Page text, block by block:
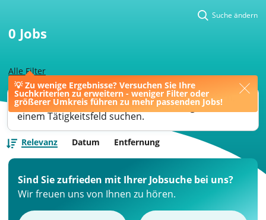
💡 Zu wenige Ergebnisse? Versuchen Sie Ihre
Suchkriterien zu erweitern - weniger Filter oder
größerer Umkreis führen zu mehr passenden Jobs!
Alle Filter
Suche ändern
0 Jobs
Ihre Jobsuche könnte bessere Ergebnisse liefern,
wenn Sie nach einer Berufsbezeichnung oder
einem Tätigkeitsfeld suchen.
Relevanz Datum Entfernung
Sind Sie zufrieden mit Ihrer Jobsuche bei uns?
Wir freuen uns von Ihnen zu hören.